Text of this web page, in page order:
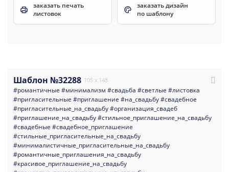
заказать печать
листовок
заказать дизайн
по шаблону
Шаблон №32288 105 x 148
#романтичные #минимализм #свадьба #светлые #листовка
#пригласительные #приглашение #на_свадьбу#свадебное
#пригласительные_на_свадьбу#организация_свадеб
#приглашение_на_свадьбу#стильное_приглашение_на_свадьбу
#свадебные #свадебное_приглашение
#стильные_пригласительные_на_свадьбу
#минималистичные_пригласительные_на_свадьбу
#романтичные_приглашения_на_свадьбу
#красивое_приглашение_на_свадьбу